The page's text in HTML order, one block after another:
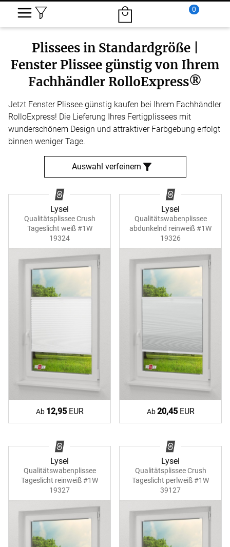
0
Plissees in Standardgröße |
Fenster Plissee günstig von Ihrem
Fachhändler RolloExpress®
Jetzt Fenster Plissee günstig kaufen bei Ihrem Fachhändler
RolloExpress! Die Lieferung Ihres Fertigplissees mit
wunderschönem Design und attraktiver Farbgebung erfolgt
binnen weniger Tage.
Auswahl verfeinern
Lysel
Qualitätsplissee Crush
Tageslicht weiß #1W
19324
Ab 12,95EUR
Lysel
Qualitätswabenplissee
abdunkelnd reinweiß #1W
19326
Ab20,45EUR
Lysel
Qualitätswabenplissee
Tageslicht reinweiß #1W
19327
Lysel
Qualitätsplissee Crush
Tageslicht perlweiß #1W
39127